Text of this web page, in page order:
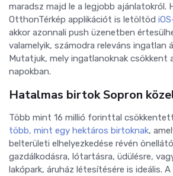
maradsz majd le a legjobb ajánlatokról.
OtthonTérkép applikációt is letöltöd
akkor azonnali push üzenetben
valamelyik, számodra releváns ingatlan
Mutatjuk, mely ingatlanoknak csökkent
napokban.
Hatalmas birtok Sopron
Több mint 16 millió forinttal
több, mint egy hektáros birtoknak,
belterületi elhelyezkedése révén
gazdálkodásra, lótartásra, üdülésre,
lakópark, áruház létesítésére is ideális.